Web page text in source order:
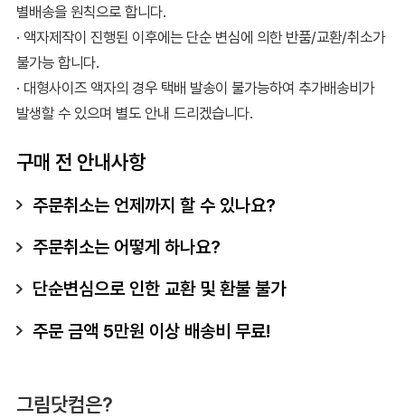
별배송을 원칙으로 합니다.
· 액자제작이 진행된 이후에는 단순 변심에 의한 반품/교환/취소가
불가능 합니다.
· 대형사이즈 액자의 경우 택배 발송이 불가능하여 추가배송비가
발생할 수 있으며 별도 안내 드리겠습니다.
구매 전 안내사항
주문취소는 언제까지 할 수 있나요?
주문취소는 어떻게 하나요?
단순변심으로 인한 교환 및 환불 불가
주문 금액 5만원 이상 배송비 무료!
그림닷컴은?